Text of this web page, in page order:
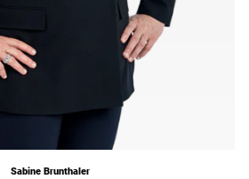
Sabine Brunthaler